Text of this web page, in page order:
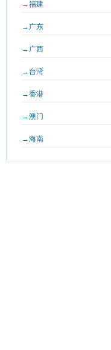
→福建
→广东
→广西
→台湾
→香港
→澳门
→海南